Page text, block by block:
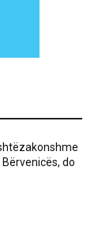
do